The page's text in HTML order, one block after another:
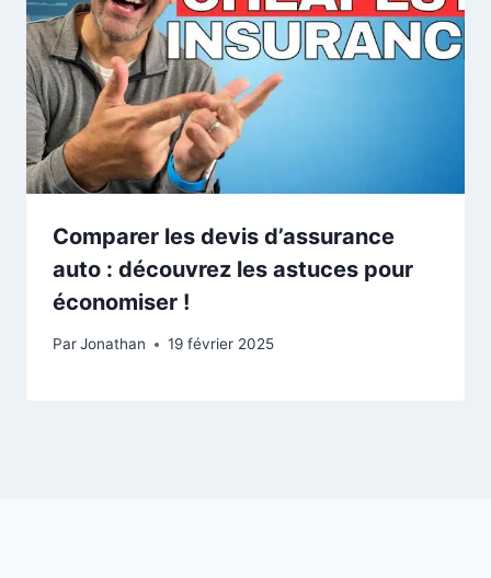
Comparer les devis d’assurance
auto : découvrez les astuces pour
économiser !
ParJonathan 19 février 2025